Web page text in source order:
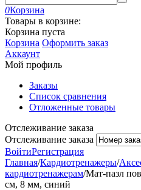
0Корзина
Товары в корзине:
Корзина пуста
Корзина Оформить заказ
Аккаунт
Мой профиль
Заказы
Список сравнения
Отложенные товары
Отслеживание заказа
Отслеживание заказа
ВойтиРегистрация
Главная/Кардиотренажеры/
кардиотренажерам/Мат-пазл
см, 8 мм, синий